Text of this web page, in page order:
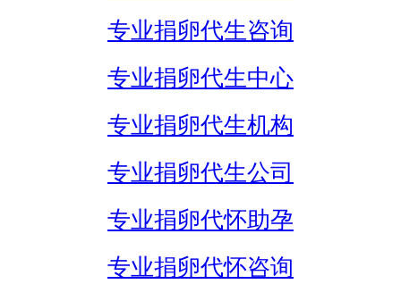
专业捐卵代生咨询
专业捐卵代生中心
专业捐卵代生机构
专业捐卵代生公司
专业捐卵代怀助孕
专业捐卵代怀咨询